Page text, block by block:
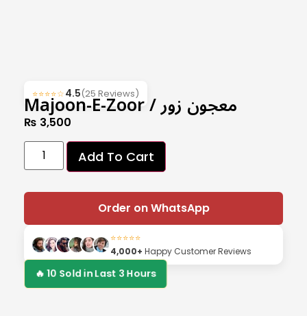
⭐⭐⭐⭐☆4.5(25 Reviews) Majoon-E-Zoor / معجون زور ₨ 3,500
Add To Cart
Order on WhatsApp
⭐⭐⭐⭐⭐
4,000+ Happy Customer Reviews
🔥17Sold in Last 9Hours